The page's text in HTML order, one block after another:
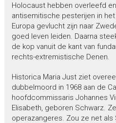
Holocaust hebben overleefd
antisemitische pesterijen in
Europa gevlucht zijn naar
goed leven leiden. Daarna
de kop vanuit de kant van
rechts-extremistische Denen.
Historica Maria Just ziet
dubbelmoord in 1968 aan de
hoofdcommissaris Johannes
Elisabeth, geboren Schwarz.
operazangeres. Zou ze net